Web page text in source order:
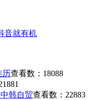
音就有机
历查看数：18088
韩自贸查看数：22883